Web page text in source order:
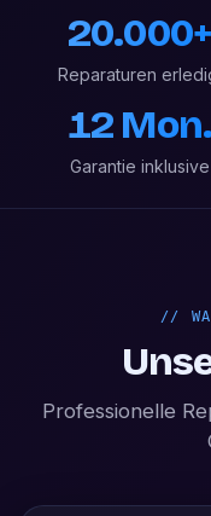
20.000+
Reparaturen
12 Mon.
Garantie inklusive
//
Professionelle